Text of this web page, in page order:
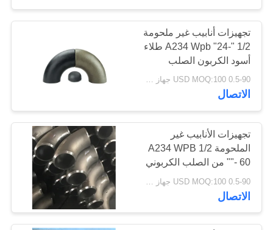
جولة
في
المعمل
مراقبة
الجودة
اتصل
أخبار
تجهيزات أنابيب غير ملحومة
1/2 "-24" A234 Wpb طلاء
أسود الكربون الصلب
Buttweld
0.5-90 USD MOQ:100 جهاز كمبيوتر شخصى
الاتصال
تجهيزات الأنابيب غير
الملحومة A234 WPB 1/2
"- 60" من الصلب الكربوني
Buttweld غير الملحومة و
Erws وفقًا B16.9
الاتصال